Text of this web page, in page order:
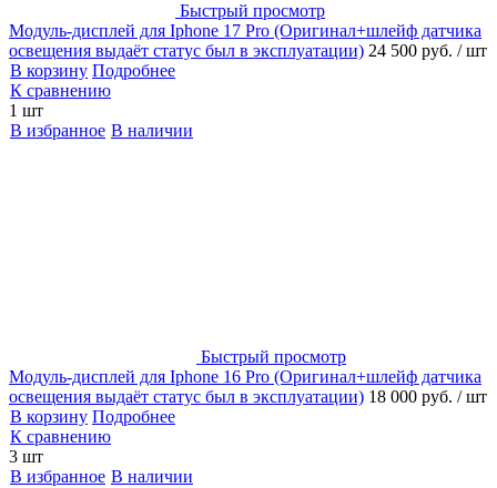
Быстрый просмотр
Модуль-дисплей для Iphone 17 Pro (Оригинал+шлейф датчика
освещения выдаёт статус был в эксплуатации) 24 500 руб. / шт
В корзину Подробнее
К сравнению
1 шт
В избранное В наличии
Быстрый просмотр
Модуль-дисплей для Iphone 16 Pro (Оригинал+шлейф датчика
освещения выдаёт статус был в эксплуатации) 18 000 руб. / шт
В корзину Подробнее
К сравнению
3 шт
В избранное В наличии